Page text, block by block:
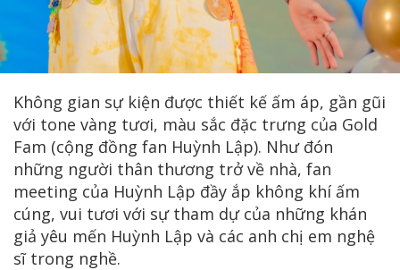
Không gian sự kiện được thiết kế ấm áp, gần gũi
với tone vàng tươi, màu sắc đặc trưng của Gold
Fam (cộng đồng fan Huỳnh Lập). Như đón
những người thân thương trở về nhà, fan
meeting của Huỳnh Lập đầy ắp không khí ấm
cúng, vui tươi với sự tham dự của những khán
giả yêu mến Huỳnh Lập và các anh chị em nghệ
sĩ trong nghề.